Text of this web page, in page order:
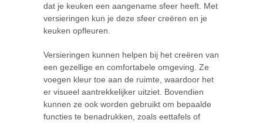
dat je keuken een aangename sfeer heeft. Met
versieringen kun je deze sfeer creëren en je
keuken opfleuren.
Versieringen kunnen helpen bij het creëren van
een gezellige en comfortabele omgeving. Ze
voegen kleur toe aan de ruimte, waardoor het
er visueel aantrekkelijker uitziet. Bovendien
kunnen ze ook worden gebruikt om bepaalde
functies te benadrukken, zoals eettafels of